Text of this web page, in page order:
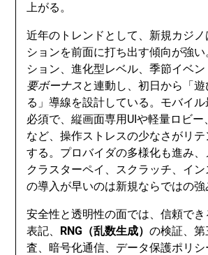
上がる。
近年のトレンドとして、新規カジ
ションを前面に打ち出す傾向が強
ション、進化型レベル、季節イベ
要ボーナスと連動し、初日から「遊
る」導線を設計している。モバイ
必須で、縦画面専用UIや軽量ロビー
など、操作ストレスの少なさがリ
する。プロバイダの多様化も進み、
クラスターペイ、スクラッチ、イ
の導入が早いのは新規ならではの強
安全性と透明性の面では、信頼で
表記、 RNG（乱数生成）の検証、
査、暗号化通信、データ保護ポリシ